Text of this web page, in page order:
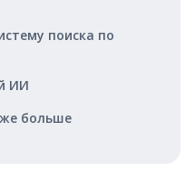
поиска по
ИИ
больше